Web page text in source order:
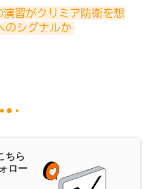
演習がクリミア防衛を想
のシグナルか
ちら
ロー